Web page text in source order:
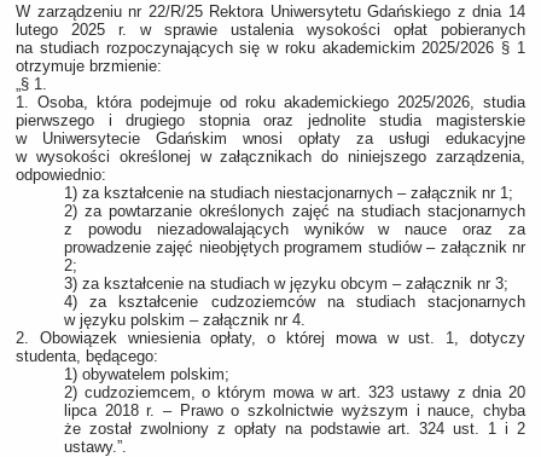
W zarządzeniu nr 22/R/25 Rektora Uniwersytetu Gdańskiego z dnia 14
lutego 2025 r. w sprawie ustalenia wysokości opłat pobieranych
na studiach rozpoczynających się w roku akademickim 2025/2026 § 1
otrzymuje brzmienie:
„§ 1.
1. Osoba, która podejmuje od roku akademickiego 2025/2026, studia
pierwszego i drugiego stopnia oraz jednolite studia magisterskie
w Uniwersytecie Gdańskim wnosi opłaty za usługi edukacyjne
w wysokości określonej w załącznikach do niniejszego zarządzenia,
odpowiednio:
1) za kształcenie na studiach niestacjonarnych – załącznik nr 1;
2) za powtarzanie określonych zajęć na studiach stacjonarnych
z powodu niezadowalających wyników w nauce oraz za
prowadzenie zajęć nieobjętych programem studiów – załącznik nr
2;
3) za kształcenie na studiach w języku obcym – załącznik nr 3;
4) za kształcenie cudzoziemców na studiach stacjonarnych
w języku polskim – załącznik nr 4.
2. Obowiązek wniesienia opłaty, o której mowa w ust. 1, dotyczy
studenta, będącego:
1) obywatelem polskim;
2) cudzoziemcem, o którym mowa w art. 323 ustawy z dnia 20
lipca 2018 r. – Prawo o szkolnictwie wyższym i nauce, chyba
że został zwolniony z opłaty na podstawie art. 324 ust. 1 i 2
ustawy.”.